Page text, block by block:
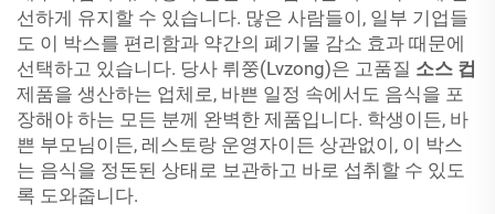
선하게 유지할 수 있습니다. 많은 사람들이, 일부 기업들
도 이 박스를 편리함과 약간의 폐기물 감소 효과 때문에
선택하고 있습니다. 당사 뤼쭝(Lvzong)은 고품질 소스 컵
제품을 생산하는 업체로, 바쁜 일정 속에서도 음식을 포
장해야 하는 모든 분께 완벽한 제품입니다. 학생이든, 바
쁜 부모님이든, 레스토랑 운영자이든 상관없이, 이 박스
는 음식을 정돈된 상태로 보관하고 바로 섭취할 수 있도
록 도와줍니다.